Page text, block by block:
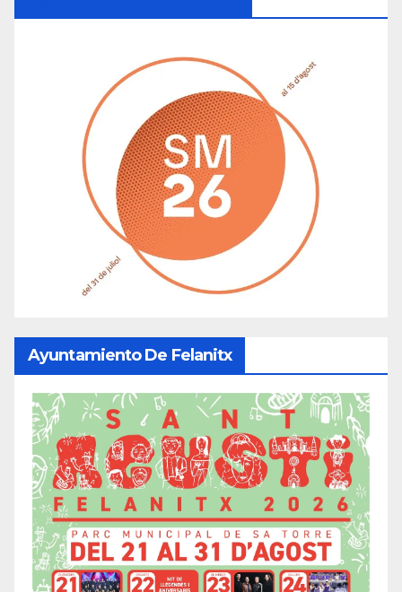
Ayuntamiento De Felanitx